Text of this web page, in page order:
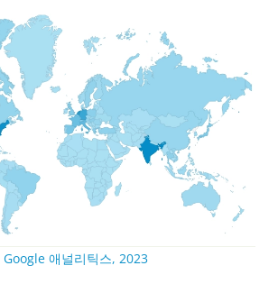
Google 애널리틱스, 2023